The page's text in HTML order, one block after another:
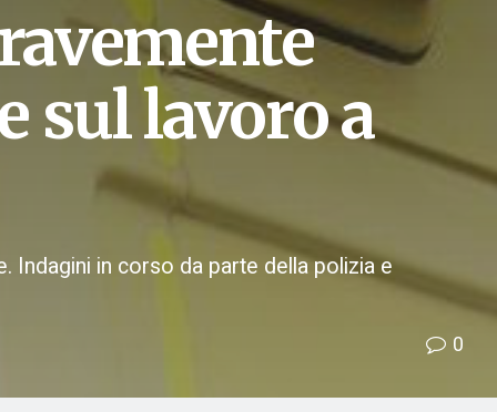
sul lavoro a
Indagini in corso da parte della polizia e
0